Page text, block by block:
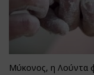
Μύκονος, η Λούντα